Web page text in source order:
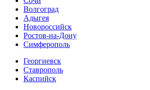
Волгоград
Адыгея
Новороссийск
Ростов-на-Дону
Симферополь
Георгиевск
Ставрополь
Каспийск